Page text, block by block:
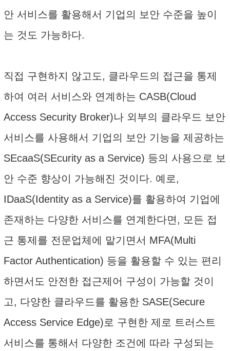
안 서비스를 활용해서 기업의 보안 수준을 높이
는 것도 가능하다.
직접 구현하지 않고도, 클라우드의 접근을 통제
하여 여러 서비스와 연계하는 CASB(Cloud
Access Security Broker)나 외부의 클라우드 보안
서비스를 사용해서 기업의 보안 기능을 제공하는
SEcaaS(SEcurity as a Service) 등의 사용으로 보
안 수준 향상이 가능해진 것이다. 예로,
IDaaS(Identity as a Service)를 활용하여 기업에
존재하는 다양한 서비스를 연계한다면, 모든 접
근 통제를 전문업체에 맡기면서 MFA(Multi
Factor Authentication) 등을 활용할 수 있는 편리
하면서도 안전한 접근제어 구성이 가능할 것이
고, 다양한 클라우드를 활용한 SASE(Secure
Access Service Edge)로 구현한 제로 트러스트
서비스를 통해서 다양한 조건에 따라 구성되는